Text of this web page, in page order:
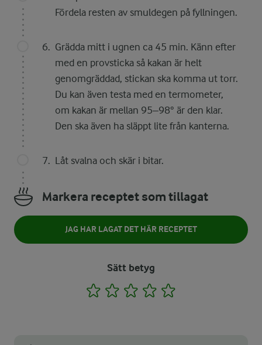
Fördela resten av smuldegen på fyllningen.
Grädda mitt i ugnen ca 45 min. Känn efter
med en provsticka så kakan är helt
genomgräddad, stickan ska komma ut torr.
Du kan även testa med en termometer,
om kakan är mellan 95–98° är den klar.
Den ska även ha släppt lite från kanterna.
Låt svalna och skär i bitar.
Markera receptet som tillagat
JAG HAR LAGAT DET HÄR RECEPTET
Sätt betyg
1 2 3 4